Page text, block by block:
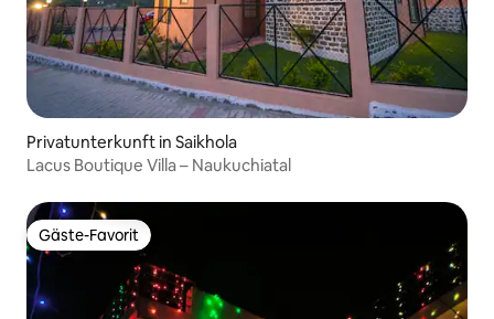
Privatunterkunft in Saikhola
Lacus Boutique Villa – Naukuchiatal
Gäste-Favorit
Gäste-Favorit